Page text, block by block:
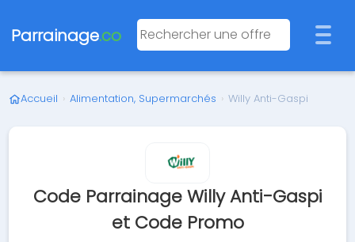
Parrainage.co
Accueil › Alimentation, Supermarchés › Willy Anti-Gaspi
Code Parrainage Willy Anti-Gaspi
et Code Promo